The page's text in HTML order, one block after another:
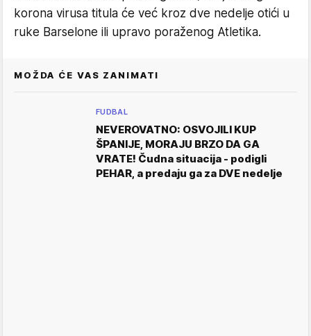
korona virusa titula će već kroz dve nedelje otići u
ruke Barselone ili upravo poraženog Atletika.
MOŽDA ĆE VAS ZANIMATI
FUDBAL
NEVEROVATNO: OSVOJILI KUP
ŠPANIJE, MORAJU BRZO DA GA
VRATE! Čudna situacija - podigli
PEHAR, a predaju ga za DVE nedelje